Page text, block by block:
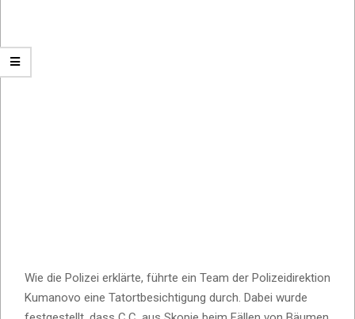
Wie die Polizei erklärte, führte ein Team der Polizeidirektion
Kumanovo eine Tatortbesichtigung durch. Dabei wurde